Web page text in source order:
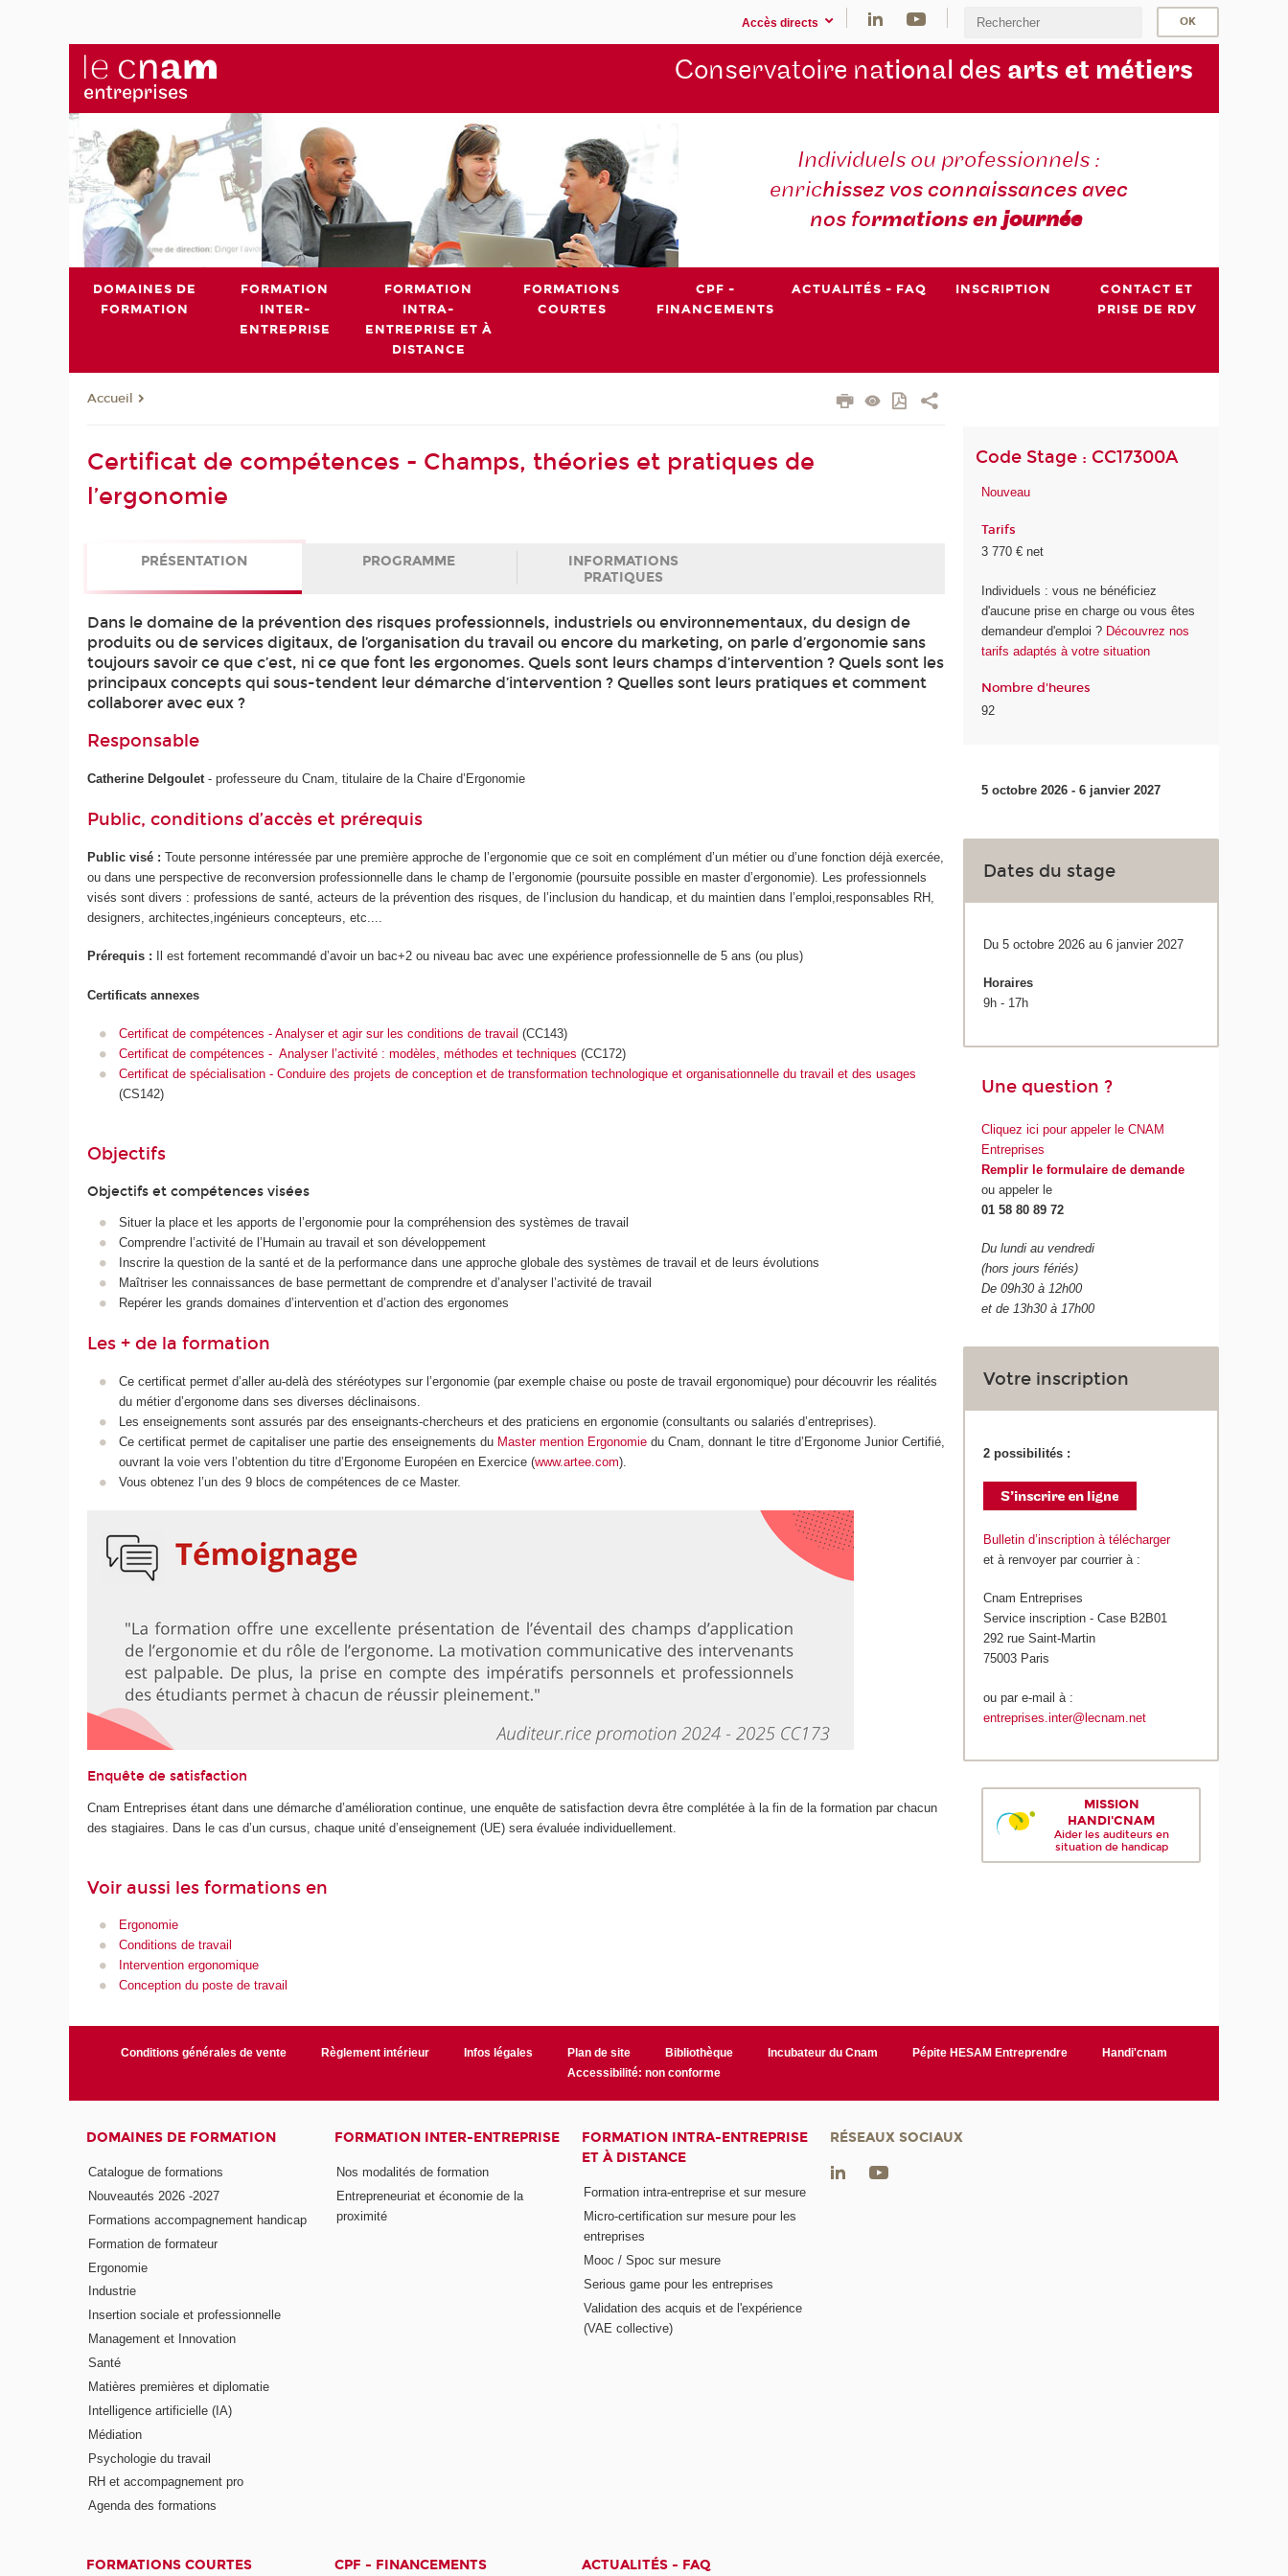
Accès directs
Conservatoire national des arts et métiers
Individuels ou professionnels :
enrichissez vos connaissances avec
nos formations enjournée
DOMAINES DE
FORMATION
FORMATION
INTER-
ENTREPRISE
FORMATION
INTRA-
ENTREPRISE ET À
DISTANCE
FORMATIONS
COURTES
CPF -
FINANCEMENTS
ACTUALITÉS - FAQ INSCRIPTION
CONTACT ET
PRISE DE RDV
Accueil
Certificat de compétences - Champs, théories et pratiques de
l’ergonomie
PRÉSENTATION PROGRAMME
INFORMATIONS
PRATIQUES
Dans le domaine de la prévention des risques professionnels, industriels ou environnementaux, du design de
produits ou de services digitaux, de l’organisation du travail ou encore du marketing, on parle d’ergonomie sans
toujours savoir ce que c’est, ni ce que font les ergonomes. Quels sont leurs champs d’intervention ? Quels sont les
principaux concepts qui sous-tendent leur démarche d’intervention ? Quelles sont leurs pratiques et comment
collaborer avec eux ?
Responsable
Catherine Delgoulet - professeure du Cnam, titulaire de la Chaire d’Ergonomie
Public, conditions d’accès et prérequis
Public visé : Toute personne intéressée par une première approche de l’ergonomie que ce soit en complément d’un métier ou d’une fonction déjà exercée,
ou dans une perspective de reconversion professionnelle dans le champ de l’ergonomie (poursuite possible en master d’ergonomie). Les professionnels
visés sont divers : professions de santé, acteurs de la prévention des risques, de l’inclusion du handicap, et du maintien dans l’emploi,responsables RH,
designers, architectes,ingénieurs concepteurs, etc....
Prérequis : Il est fortement recommandé d’avoir un bac+2 ou niveau bac avec une expérience professionnelle de 5 ans (ou plus)
Certificats annexes
Certificat de compétences - Analyser et agir sur les conditions de travail (CC143)
Certificat de compétences - Analyser l’activité : modèles, méthodes et techniques (CC172)
Certificat de spécialisation - Conduire des projets de conception et de transformation technologique et organisationnelle du travail et des usages
(CS142)
Objectifs
Objectifs et compétences visées
Situer la place et les apports de l’ergonomie pour la compréhension des systèmes de travail
Comprendre l’activité de l’Humain au travail et son développement
Inscrire la question de la santé et de la performance dans une approche globale des systèmes de travail et de leurs évolutions
Maîtriser les connaissances de base permettant de comprendre et d’analyser l’activité de travail
Repérer les grands domaines d’intervention et d’action des ergonomes
Les + de la formation
Ce certificat permet d’aller au-delà des stéréotypes sur l’ergonomie (par exemple chaise ou poste de travail ergonomique) pour découvrir les réalités
du métier d’ergonome dans ses diverses déclinaisons.
Les enseignements sont assurés par des enseignants-chercheurs et des praticiens en ergonomie (consultants ou salariés d’entreprises).
Ce certificat permet de capitaliser une partie des enseignements du Master mention Ergonomiedu Cnam, donnant le titre d’Ergonome Junior Certifié,
ouvrant la voie vers l’obtention du titre d’Ergonome Européen en Exercice (www.artee.com).
Vous obtenez l’un des 9 blocs de compétences de ce Master.
Enquête de satisfaction
Cnam Entreprises étant dans une démarche d’amélioration continue, une enquête de satisfaction devra être complétée à la fin de la formation par chacun
des stagiaires. Dans le cas d’un cursus, chaque unité d’enseignement (UE) sera évaluée individuellement.
Voir aussi les formations en
Ergonomie
Conditions de travail
Intervention ergonomique
Conception du poste de travail
Code Stage : CC17300A
Nouveau
Tarifs
3 770 € net
Individuels : vous ne bénéficiez
d'aucune prise en charge ou vous êtes
demandeur d'emploi ? Découvrez nos
tarifs adaptés à votre situation
Nombre d'heures
92
5 octobre 2026 - 6 janvier 2027
Dates du stage
Du 5 octobre 2026 au 6 janvier 2027
Horaires
9h - 17h
Une question ?
Cliquez ici pour appeler le CNAM
Entreprises
Remplir le formulaire de demande
ou appeler le
01 58 80 89 72
Du lundi au vendredi
(hors jours fériés)
De 09h30 à 12h00
et de 13h30 à 17h00
Votre inscription
2 possibilités :
Bulletin d’inscription à télécharger
et à renvoyer par courrier à :
Cnam Entreprises
Service inscription - Case B2B01
292 rue Saint-Martin
75003 Paris
ou par e-mail à :
entreprises.inter@lecnam.net
MISSION
HANDI'CNAM
Aider les auditeurs en
situation de handicap
Conditions générales de vente Règlement intérieur Infos légales Plan de site Bibliothèque Incubateur du Cnam Pépite HESAM Entreprendre
Handi'cnam
Accessibilité: non conforme
DOMAINES DE FORMATION
Catalogue de formations
Nouveautés 2026 -2027
Formations accompagnement handicap
Formation de formateur
Ergonomie
Industrie
Insertion sociale et professionnelle
Management et Innovation
Santé
Matières premières et diplomatie
Intelligence artificielle (IA)
Médiation
Psychologie du travail
RH et accompagnement pro
Agenda des formations
FORMATION INTER-ENTREPRISE
Nos modalités de formation
Entrepreneuriat et économie de la
proximité
FORMATION INTRA-ENTREPRISE
ET À DISTANCE
Formation intra-entreprise et sur mesure
Micro-certification sur mesure pour les
entreprises
Mooc / Spoc sur mesure
Serious game pour les entreprises
Validation des acquis et de l'expérience
(VAE collective)
FORMATIONS COURTES CPF - FINANCEMENTS ACTUALITÉS - FAQ
RÉSEAUX SOCIAUX